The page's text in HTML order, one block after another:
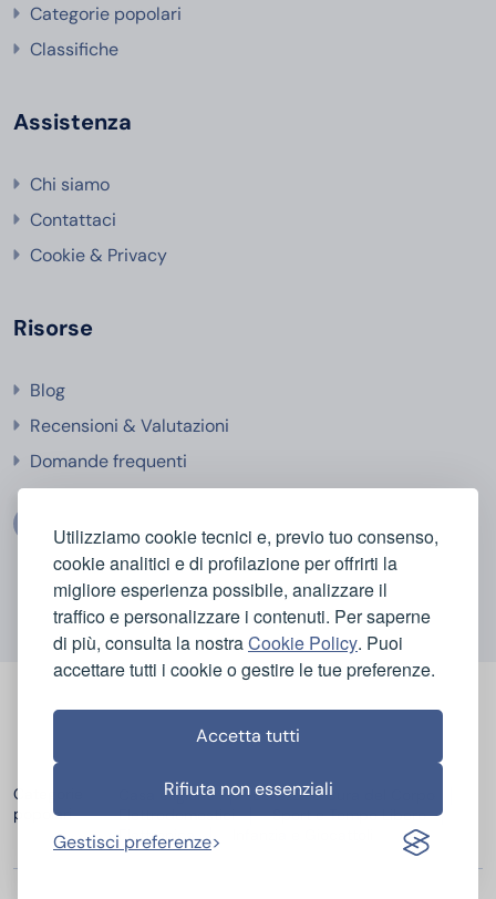
Utilizziamo cookie tecnici e, previo tuo consenso,
cookie analitici e di profilazione per offrirti la
migliore esperienza possibile, analizzare il
traffico e personalizzare i contenuti. Per saperne
di più, consulta la nostraCookie Policy. Puoi
accettare tutti i cookie o gestire le tue preferenze.
Accetta tutti
Rifiuta non essenziali
Gestisci preferenze
Categorie popolari
Classifiche
Assistenza
Chi siamo
Contattaci
Cookie & Privacy
Risorse
Blog
Recensioni & Valutazioni
Domande frequenti
Categorie
popolari
Casa e Igiene
Bellezza e Cura del Corpo
Elettrodomestici
Sport e Tempo Libero
Elettronica